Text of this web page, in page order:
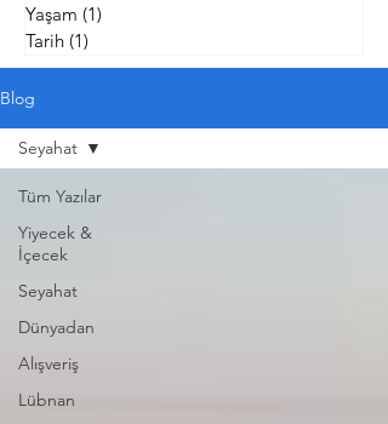
Yaşam (1)
Tarih (1)
Blog
Tüm Yazılar
Yiyecek &
İçecek
Seyahat
Dünyadan
Alışveriş
Lübnan
Seyahat